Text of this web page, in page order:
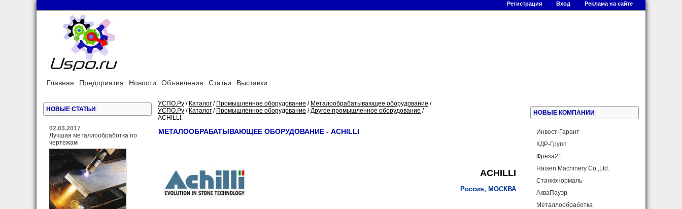
Регистрация Вход Реклама на сайте
Главная Предприятия Новости Объявления Статьи Выставки
НОВЫЕ СТАТЬИ
02.03.2017
Лучшая металлообработка по
чертежам
УСПО.Ру / Каталог / Промышленное оборудование / Металообрабатывающее оборудование /
УСПО.Ру / Каталог / Промышленное оборудование /Другое промышленное оборудование /
ACHILLI,
МЕТАЛООБРАБАТЫВАЮЩЕЕ ОБОРУДОВАНИЕ - ACHILLI
ACHILLI
Россия, МОСКВА
НОВЫЕ КОМПАНИИ
Инвест-Гарант
КДР-Групп
Фреза21
Haisen Machinery Co.,Ltd.
Cтанконормаль
АкваПауэр
Металлообработка